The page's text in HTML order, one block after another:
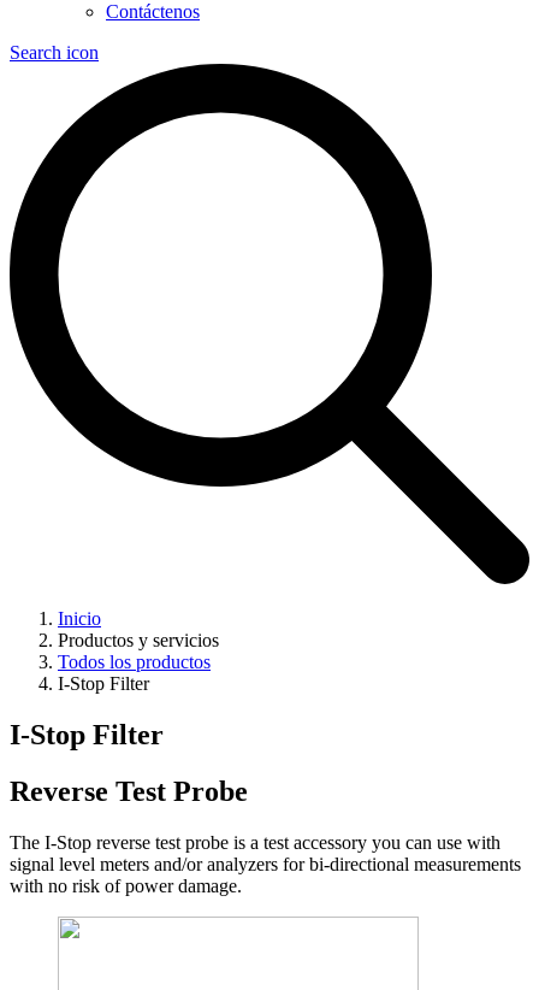
Contáctenos
Search icon
Inicio
Productos y servicios
Todos los productos
I-Stop Filter
I-Stop Filter
Reverse Test Probe
The I-Stop reverse test probe is a test accessory you can use with
signal level meters and/or analyzers for bi-directional measurements
with no risk of power damage.